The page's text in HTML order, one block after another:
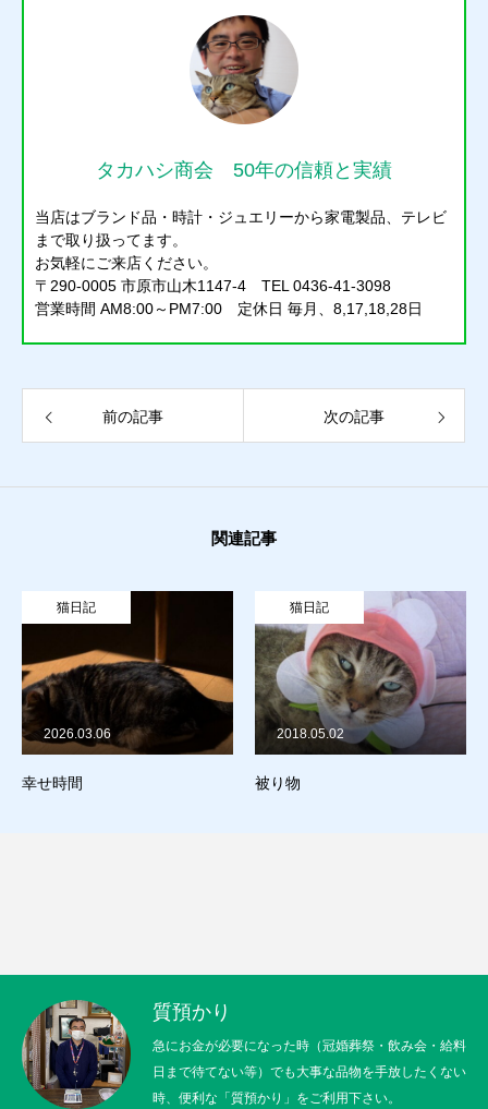
猫日記
質預かり 買取り 販売
タカハシ商会 50年の信頼と実績
当店はブランド品・時計・ジュエリーから家電製品、テレビ
まで取り扱ってます。
お気軽にご来店ください。
〒290-0005 市原市山木1147-4 TEL 0436-41-3098
営業時間 AM8:00～PM7:00 定休日 毎月、8,17,18,28日
前の記事 次の記事
関連記事
猫日記
幸せ時間
2026.03.06
猫日記
被り物
2018.05.02
質預かり
急にお金が必要になった時（冠婚葬祭・飲み会・給料
日まで待てない等）でも大事な品物を手放したくない
時、便利な「質預かり」をご利用下さい。